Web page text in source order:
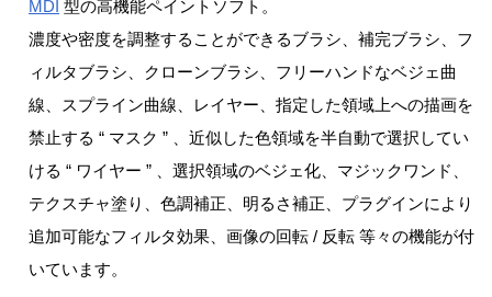
MDI 型の高機能ペイントソフト。
濃度や密度を調整することができるブラシ、補完ブラシ、フ
ィルタブラシ、クローンブラシ、フリーハンドなベジェ曲
線、スプライン曲線、レイヤー、指定した領域上への描画を
禁止する “ マスク ” 、近似した色領域を半自動で選択してい
ける “ ワイヤー ” 、選択領域のベジェ化、マジックワンド、
テクスチャ塗り、色調補正、明るさ補正、プラグインにより
追加可能なフィルタ効果、画像の回転 / 反転 等々の機能が付
いています。